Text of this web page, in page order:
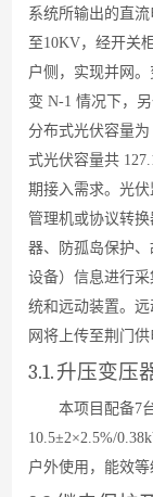
系统所输出的直
至10KV，经开关
户侧，实现并网
变 N-1 情况下，
分布式光伏容量为
式光伏容量共
期接入需求。光
管理机或协议转
器、防孤岛保护
设备）信息进行
统和远动装置。
网将上传至荆门
3.1.升压变压
本项目配备7
10.5±2×2.5%/0.38k
户外使用，能效等